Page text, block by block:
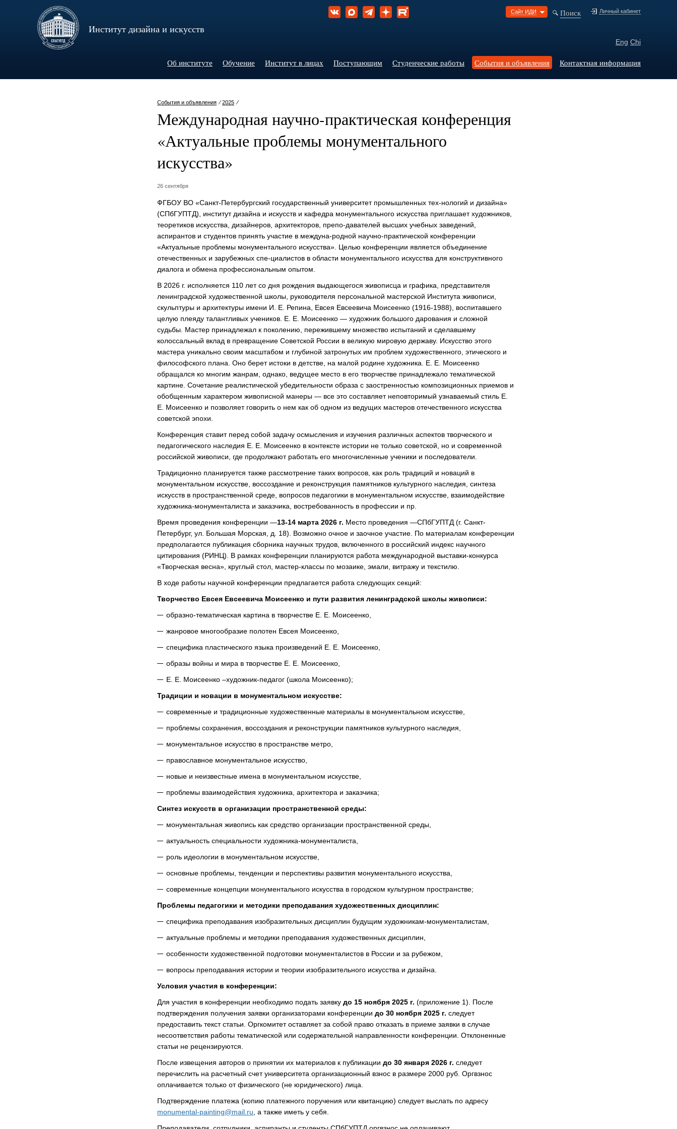
Институт дизайна и искусств
Личный кабинет
Поиск
Сайт ИДИ
Eng Chi
Об институте Обучение Институт в лицах Поступающим Студенческие работы События и объявления Контактная информация
События и объявления ⁄2025 ⁄
Международная научно-практическая конференция
«Актуальные проблемы монументального
искусства»
26 сентября
ФГБОУ ВО «Санкт-Петербургский государственный университет промышленных тех-нологий и дизайна»
(СПбГУПТД), институт дизайна и искусств и кафедра монументального искусства приглашает художников,
теоретиков искусства, дизайнеров, архитекторов, препо-давателей высших учебных заведений,
аспирантов и студентов принять участие в междуна-родной научно-практической конференции
«Актуальные проблемы монументального искусства». Целью конференции является объединение
отечественных и зарубежных спе-циалистов в области монументального искусства для конструктивного
диалога и обмена профессиональным опытом.
В 2026 г. исполняется 110 лет со дня рождения выдающегося живописца и графика, представителя
ленинградской художественной школы, руководителя персональной мастерской Института живописи,
скульптуры и архитектуры имени И. Е. Репина, Евсея Евсеевича Моисеенко (1916-1988), воспитавшего
целую плеяду талантливых учеников. Е. Е. Моисеенко — художник большого дарования и сложной
судьбы. Мастер принадлежал к поколению, пережившему множество испытаний и сделавшему
колоссальный вклад в превращение Советской России в великую мировую державу. Искусство этого
мастера уникально своим масштабом и глубиной затронутых им проблем художественного, этического и
философского плана. Оно берет истоки в детстве, на малой родине художника. Е. Е. Моисеенко
обращался ко многим жанрам, однако, ведущее место в его творчестве принадлежало тематической
картине. Сочетание реалистической убедительности образа с заостренностью композиционных приемов и
обобщенным характером живописной манеры — все это составляет неповторимый узнаваемый стиль Е.
Е. Моисеенко и позволяет говорить о нем как об одном из ведущих мастеров отечественного искусства
советской эпохи.
Конференция ставит перед собой задачу осмысления и изучения различных аспектов творческого и
педагогического наследия Е. Е. Моисеенко в контексте истории не только советской, но и современной
российской живописи, где продолжают работать его многочисленные ученики и последователи.
Традиционно планируется также рассмотрение таких вопросов, как роль традиций и новаций в
монументальном искусстве, воссоздание и реконструкция памятников культурного наследия, синтеза
искусств в пространственной среде, вопросов педагогики в монументальном искусстве, взаимодействие
художника-монументалиста и заказчика, востребованность в профессии и пр.
Время проведения конференции —13-14 марта 2026 г. Место проведения —СПбГУПТД (г. Санкт-
Петербург, ул. Большая Морская, д. 18). Возможно очное и заочное участие. По материалам конференции
предполагается публикация сборника научных трудов, включенного в российский индекс научного
цитирования (РИНЦ). В рамках конференции планируются работа международной выставки-конкурса
«Творческая весна», круглый стол, мастер-классы по мозаике, эмали, витражу и текстилю.
В ходе работы научной конференции предлагается работа следующих секций:
Творчество Евсея Евсеевича Моисеенко и пути развития ленинградской школы живописи:
образно-тематическая картина в творчестве Е. Е. Моисеенко,
жанровое многообразие полотен Евсея Моисеенко,
специфика пластического языка произведений Е. Е. Моисеенко,
образы войны и мира в творчестве Е. Е. Моисеенко,
Е. Е. Моисеенко –художник-педагог (школа Моисеенко);
Традиции и новации в монументальном искусстве:
современные и традиционные художественные материалы в монументальном искусстве,
проблемы сохранения, воссоздания и реконструкции памятников культурного наследия,
монументальное искусство в пространстве метро,
православное монументальное искусство,
новые и неизвестные имена в монументальном искусстве,
проблемы взаимодействия художника, архитектора и заказчика;
Синтез искусств в организации пространственной среды:
монументальная живопись как средство организации пространственной среды,
актуальность специальности художника-монументалиста,
роль идеологии в монументальном искусстве,
основные проблемы, тенденции и перспективы развития монументального искусства,
современные концепции монументального искусства в городском культурном пространстве;
Проблемы педагогики и методики преподавания художественных дисциплин:
специфика преподавания изобразительных дисциплин будущим художникам-монументалистам,
актуальные проблемы и методики преподавания художественных дисциплин,
особенности художественной подготовки монументалистов в России и за рубежом,
вопросы преподавания истории и теории изобразительного искусства и дизайна.
Условия участия в конференции:
Для участия в конференции необходимо подать заявку до 15 ноября 2025 г. (приложение 1). После
подтверждения получения заявки организаторами конференции до 30 ноября 2025 г. следует
предоставить текст статьи. Оргкомитет оставляет за собой право отказать в приеме заявки в случае
несоответствия работы тематической или содержательной направленности конференции. Отклоненные
статьи не рецензируются.
После извещения авторов о принятии их материалов к публикации до 30 января 2026 г. следует
перечислить на расчетный счет университета организационный взнос в размере 2000 руб. Оргвзнос
оплачивается только от физического (не юридического) лица.
Подтверждение платежа (копию платежного поручения или квитанцию) следует выслать по адресу
monumental-painting@mail.ru , а также иметь у себя.